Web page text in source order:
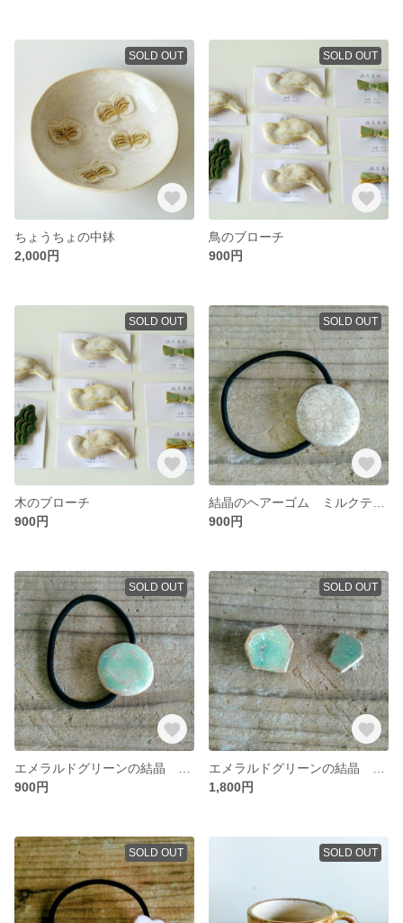
SOLD OUT
ちょうちょの中鉢
2,000円
SOLD OUT
鳥のブローチ
900円
SOLD OUT
木のブローチ
900円
SOLD OUT
900円
SOLD OUT
900円
SOLD OUT
1,800円
SOLD OUT SOLD OUT